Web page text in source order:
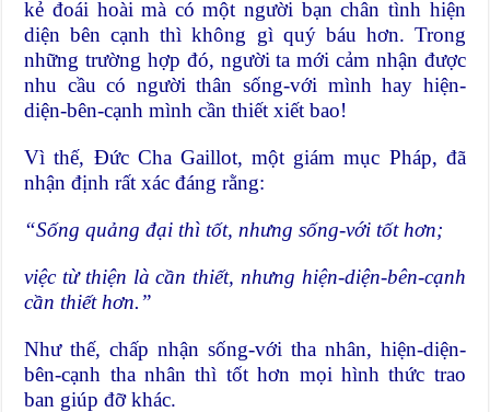
kẻ đoái hoài mà có một người bạn chân tình hiện
diện bên cạnh thì không gì quý báu hơn. Trong
những trường hợp đó, người ta mới cảm nhận được
nhu cầu có người thân sống-với mình hay hiện-
diện-bên-cạnh mình cần thiết xiết bao!
Vì thế, Đức Cha Gaillot, một giám mục Pháp, đã
nhận định rất xác đáng rằng:
“Sống quảng đại thì tốt, nhưng sống-với tốt hơn;
việc từ thiện là cần thiết, nhưng hiện-diện-bên-cạnh
cần thiết hơn.”
Như thế, chấp nhận sống-với tha nhân, hiện-diện-
bên-cạnh tha nhân thì tốt hơn mọi hình thức trao
ban giúp đỡ khác.